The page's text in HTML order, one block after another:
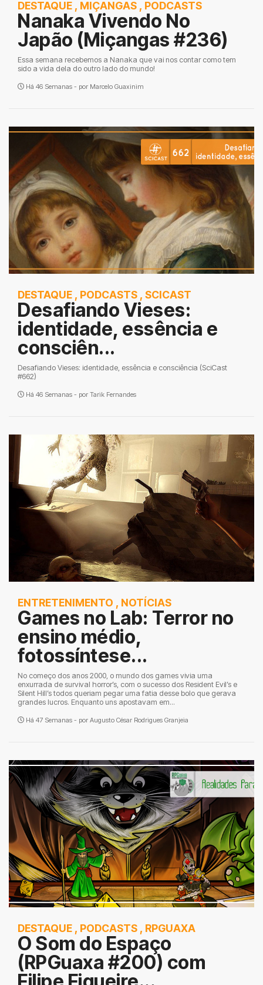
DESTAQUE , MIÇANGAS , PODCASTS
Nanaka Vivendo No
Japão (Miçangas #236)
Essa semana recebemos a Nanaka que vai nos contar como tem
sido a vida dela do outro lado do mundo!
Há 46 Semanas - por Marcelo Guaxinim
DESTAQUE , PODCASTS , SCICAST
Desafiando Vieses:
identidade, essência e
consciên...
Desafiando Vieses: identidade, essência e consciência (SciCast
#662)
Há 46 Semanas - por Tarik Fernandes
ENTRETENIMENTO , NOTÍCIAS
Games no Lab: Terror no
ensino médio,
fotossíntese...
No começo dos anos 2000, o mundo dos games vivia uma
enxurrada de survival horror’s, com o sucesso dos Resident Evil’s e
Silent Hill’s todos queriam pegar uma fatia desse bolo que gerava
grandes lucros. Enquanto uns apostavam em...
Há 47 Semanas - por Augusto César Rodrigues Granjeia
DESTAQUE , PODCASTS , RPGUAXA
O Som do Espaço
(RPGuaxa #200) com